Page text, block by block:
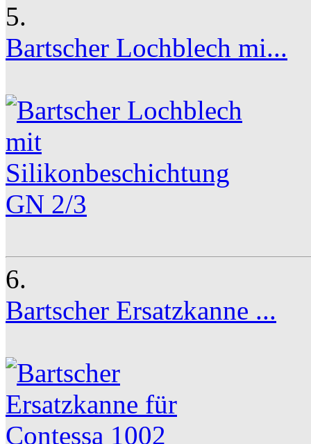
5.
Bartscher Lochblech mi...
6.
Bartscher Ersatzkanne ...